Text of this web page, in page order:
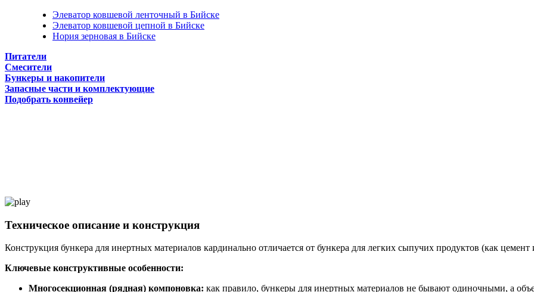
Элеватор ковшевой ленточный в Бийске
Элеватор ковшевой цепной в Бийске
Нория зерновая в Бийске
Питатели
Смесители
Бункеры и накопители
Запасные части и комплектующие
Подобрать конвейер
Техническое описание и конструкция
Конструкция бункера для инертных материалов кардинально отличается от бункера для легких сыпучих продуктов (как
Ключевые конструктивные особенности:
Многосекционная (рядная) компоновка: как правило, бункеры для инертных материалов не бывают одиночными, а